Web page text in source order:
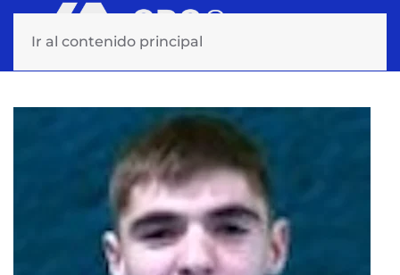
Ir al contenido principal